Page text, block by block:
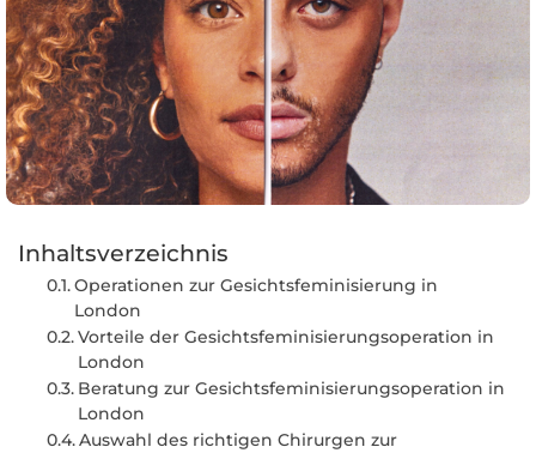
Inhaltsverzeichnis
Operationen zur Gesichtsfeminisierung in
London
Vorteile der Gesichtsfeminisierungsoperation in
London
Beratung zur Gesichtsfeminisierungsoperation in
London
Auswahl des richtigen Chirurgen zur